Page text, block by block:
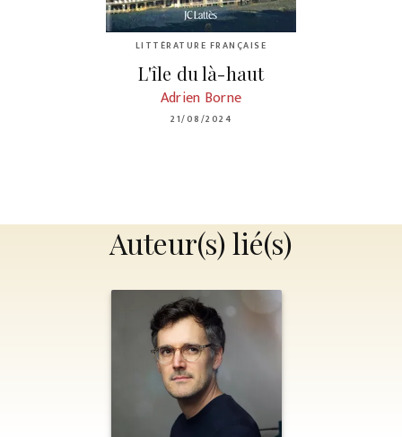
LITTÉRATURE FRANÇAISE
L'île du là-haut
Adrien Borne
21/08/2024
Auteur(s) lié(s)